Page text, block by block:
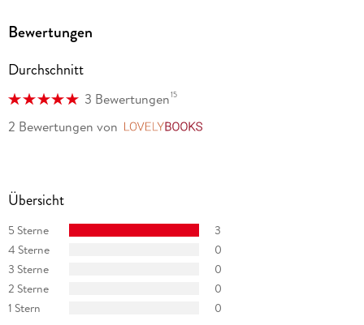
neusten Stand über die Entwicklungen der "grande nation".
Bewertungen
Durchschnitt
3 Bewertungen15
2 Bewertungen von
Übersicht
5 Sterne
3
4 Sterne
0
3 Sterne
0
2 Sterne
0
1 Stern
0